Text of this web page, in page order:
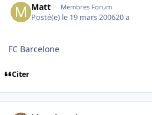
Matt Membres Forum
Posté(e) le 19 mars 200620 a
FC Barcelone
Citer